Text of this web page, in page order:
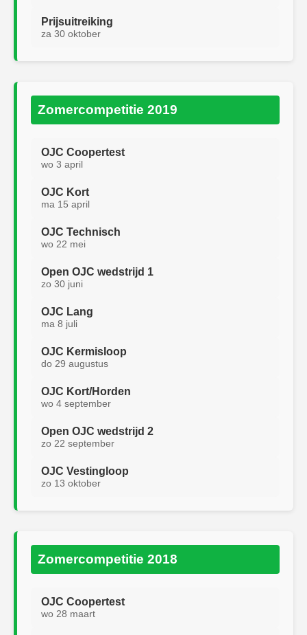
Prijsuitreiking
za 30 oktober
Zomercompetitie 2019
OJC Coopertest
wo 3 april
OJC Kort
ma 15 april
OJC Technisch
wo 22 mei
Open OJC wedstrijd 1
zo 30 juni
OJC Lang
ma 8 juli
OJC Kermisloop
do 29 augustus
OJC Kort/Horden
wo 4 september
Open OJC wedstrijd 2
zo 22 september
OJC Vestingloop
zo 13 oktober
Zomercompetitie 2018
OJC Coopertest
wo 28 maart